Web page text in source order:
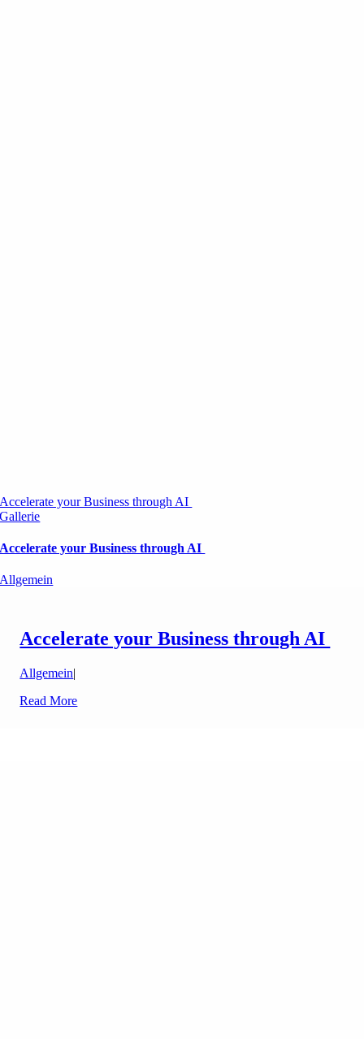
Accelerate your Business through AI
Gallerie
Accelerate your Business through AI
Allgemein
Accelerate your Business through AI
Allgemein|
Read More